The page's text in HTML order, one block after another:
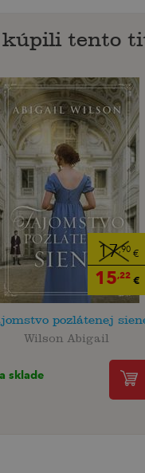
tento
17,90€
15,22€
pozlátenej
Wilson Abigail
sklade